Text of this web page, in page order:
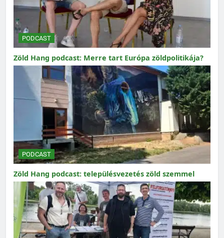
PODCAST
Zöld Hang podcast: Merre tart Európa zöldpolitikája?
PODCAST
Zöld Hang podcast: településvezetés zöld szemmel